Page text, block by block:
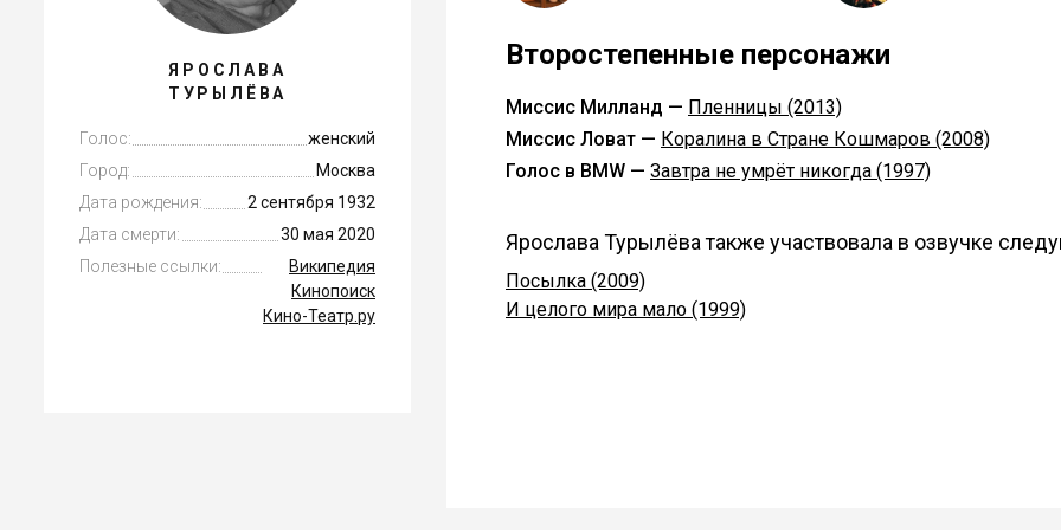
ЯРОСЛАВА
ТУРЫЛЁВА
Голос:
женский
Город:
Москва
Дата рождения:
2 сентября 1932
Дата смерти:
30 мая 2020
Полезные ссылки:
Википедия
Кинопоиск
Кино-Театр.ру
Второстепенные персонажи
Миссис Милланд — Пленницы (2013)
Миссис Ловат — Коралина в Стране Кошмаров (2008)
Голос в BMW — Завтра не умрёт никогда (1997)
Ярослава Турылёва также участвовала в озвучке
Посылка (2009)
И целого мира мало (1999)